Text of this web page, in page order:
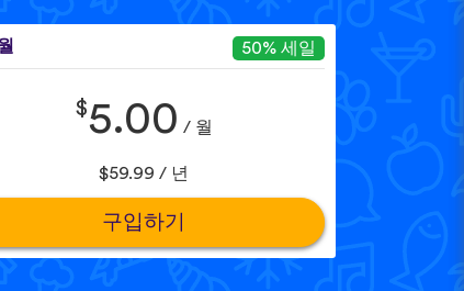
50% 세일
$5.00 / 월
$59.99 / 년
구입하기